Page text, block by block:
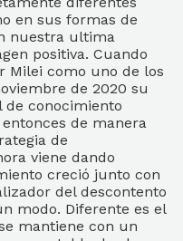
en sus formas de
nuestra ultima
positiva. Cuando
Milei como uno de los
de 2020 su
de conocimiento
de manera
de
viene dando
creció junto con
del descontento
modo. Diferente es el
mantiene con un